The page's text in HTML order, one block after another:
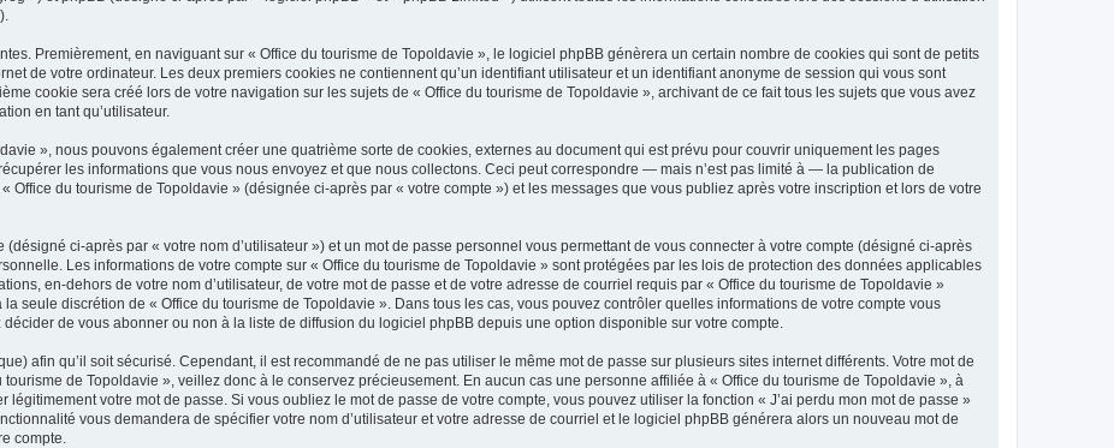
Premièrement, en naviguant sur « Office du tourisme de Topoldavie », le logiciel phpBB génèrera un certain nombre de cookies qui sont de petits
de votre ordinateur. Les deux premiers cookies ne contiennent qu’un identifiant utilisateur et un identifiant anonyme de session qui vous sont
cookie sera créé lors de votre navigation sur les sujets de « Office du tourisme de Topoldavie », archivant de ce fait tous les sujets que vous avez
en tant qu’utilisateur.
», nous pouvons également créer une quatrième sorte de cookies, externes au document qui est prévu pour couvrir uniquement les pages
les informations que vous nous envoyez et que nous collectons. Ceci peut correspondre — mais n’est pas limité à — la publication de
Office du tourisme de Topoldavie » (désignée ci-après par « votre compte ») et les messages que vous publiez après votre inscription et lors de votre
ci-après par « votre nom d’utilisateur ») et un mot de passe personnel vous permettant de vous connecter à votre compte (désigné ci-après
Les informations de votre compte sur « Office du tourisme de Topoldavie » sont protégées par les lois de protection des données applicables
en-dehors de votre nom d’utilisateur, de votre mot de passe et de votre adresse de courriel requis par « Office du tourisme de Topoldavie »
seule discrétion de « Office du tourisme de Topoldavie ». Dans tous les cas, vous pouvez contrôler quelles informations de votre compte vous
de vous abonner ou non à la liste de diffusion du logiciel phpBB depuis une option disponible sur votre compte.
afin qu’il soit sécurisé. Cependant, il est recommandé de ne pas utiliser le même mot de passe sur plusieurs sites internet différents. Votre mot de
de Topoldavie », veillez donc à le conservez précieusement. En aucun cas une personne affiliée à « Office du tourisme de Topoldavie », à
votre mot de passe. Si vous oubliez le mot de passe de votre compte, vous pouvez utiliser la fonction « J’ai perdu mon mot de passe »
vous demandera de spécifier votre nom d’utilisateur et votre adresse de courriel et le logiciel phpBB générera alors un nouveau mot de
compte.